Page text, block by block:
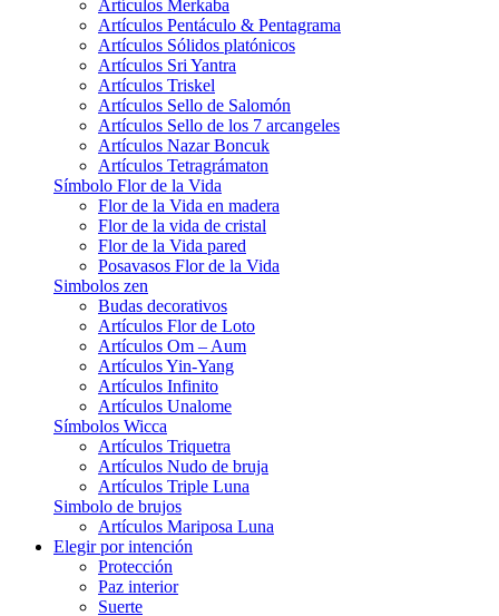
Artículos Merkaba
Artículos Pentáculo & Pentagrama
Artículos Sólidos platónicos
Artículos Sri Yantra
Artículos Triskel
Artículos Sello de Salomón
Artículos Sello de los 7 arcangeles
Artículos Nazar Boncuk
Artículos Tetragrámaton
Símbolo Flor de la Vida
Flor de la Vida en madera
Flor de la vida de cristal
Flor de la Vida pared
Posavasos Flor de la Vida
Simbolos zen
Budas decorativos
Artículos Flor de Loto
Artículos Om – Aum
Artículos Yin-Yang
Artículos Infinito
Artículos Unalome
Símbolos Wicca
Artículos Triquetra
Artículos Nudo de bruja
Artículos Triple Luna
Simbolo de brujos
Artículos Mariposa Luna
Elegir por intención
Protección
Paz interior
Suerte